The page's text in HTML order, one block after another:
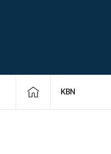
KBN